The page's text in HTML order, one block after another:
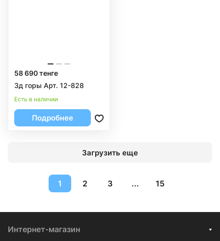
58 690 тенге
3д горы Арт. 12-828
Есть в наличии
Подробнее
Загрузить еще
1 2 3 ... 15
Интернет-магазин